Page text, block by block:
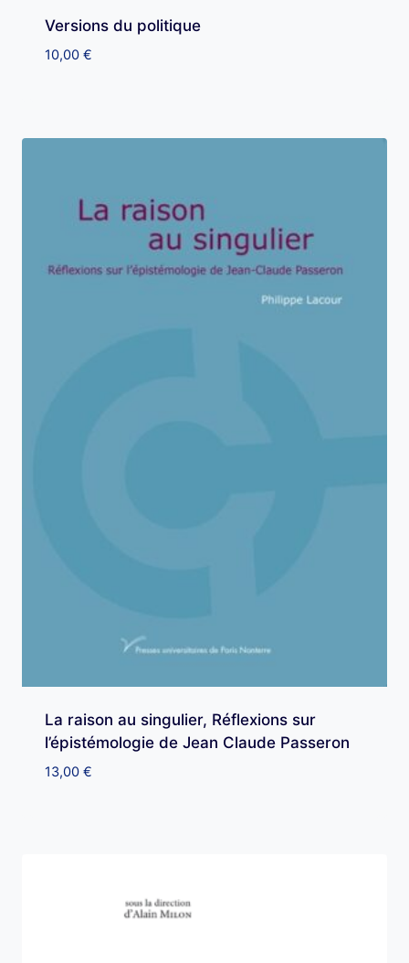
Versions du politique
10,00 €
La raison au singulier, Réflexions sur
l’épistémologie de Jean Claude Passeron
13,00 €